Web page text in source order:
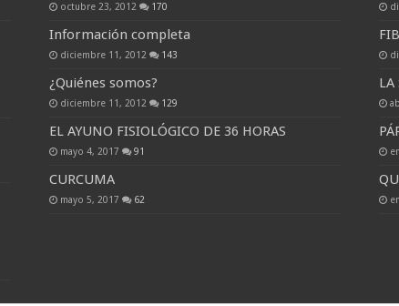
octubre 23, 2012 170
Información completa
diciembre 11, 2012 143
¿Quiénes somos?
diciembre 11, 2012 129
EL AYUNO FISIOLÓGICO DE 36 HORAS
mayo 4, 2017 91
CURCUMA
mayo 5, 2017 62
LA